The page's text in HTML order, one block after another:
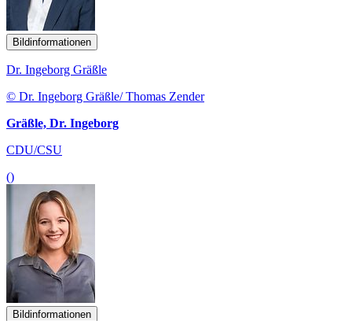
Bildinformationen
Dr. Ingeborg Gräßle
© Dr. Ingeborg Gräßle/ Thomas Zender
Gräßle, Dr. Ingeborg
CDU/CSU
()
Bildinformationen